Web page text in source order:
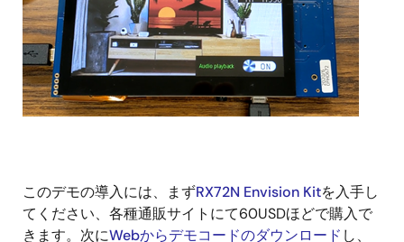
このデモの導入には、まずRX72N Envision Kitを入手し
てください、各種通販サイトにて60USDほどで購入で
きます。次にWebからデモコードのダウンロード し、